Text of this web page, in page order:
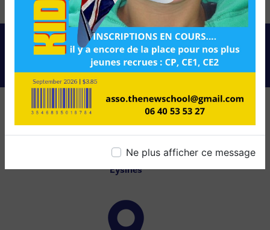
Ne plus afficher ce message
droits.
NOS INTERVENTIONS SUR
CES VILLES
Eysines